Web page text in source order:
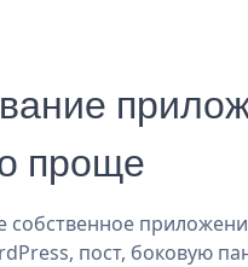
проще
собственное
пост, боковую